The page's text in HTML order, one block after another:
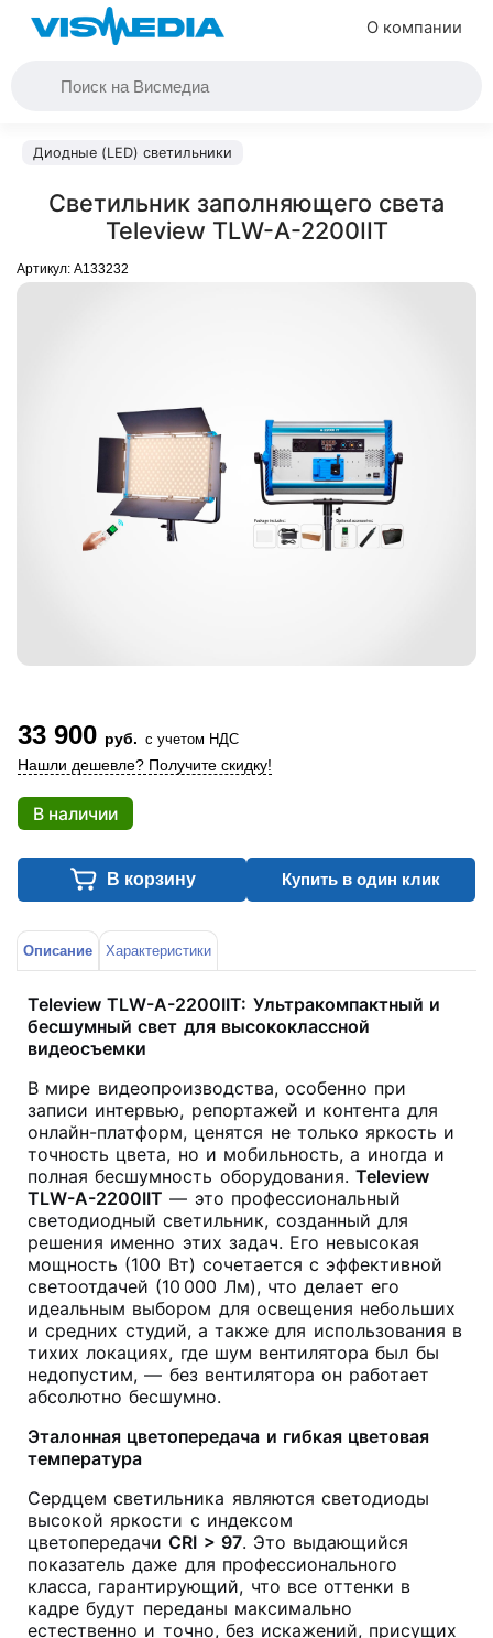
О компании
Диодные (LED) светильники
Светильник заполняющего света
Teleview TLW-A-2200IIT
Артикул: A133232
33 900 руб. с учетом НДС
Нашли дешевле? Получите скидку!
В наличии
В корзину Купить в один клик
Описание Характеристики
Teleview TLW-A-2200IIT: Ультракомпактный и
бесшумный свет для высококлассной
видеосъемки
В мире видеопроизводства, особенно при
записи интервью, репортажей и контента для
онлайн-платформ, ценятся не только яркость и
точность цвета, но и мобильность, а иногда и
полная бесшумность оборудования. Teleview
TLW-A-2200IIT — это профессиональный
светодиодный светильник, созданный для
решения именно этих задач. Его невысокая
мощность (100 Вт) сочетается с эффективной
светоотдачей (10 000 Лм), что делает его
идеальным выбором для освещения небольших
и средних студий, а также для использования в
тихих локациях, где шум вентилятора был бы
недопустим, — без вентилятора он работает
абсолютно бесшумно.
Эталонная цветопередача и гибкая цветовая
температура
Сердцем светильника являются светодиоды
высокой яркости с индексом
цветопередачиCRI > 97. Это выдающийся
показатель даже для профессионального
класса, гарантирующий, что все оттенки в
кадре будут переданы максимально
естественно и точно, без искажений, присущих